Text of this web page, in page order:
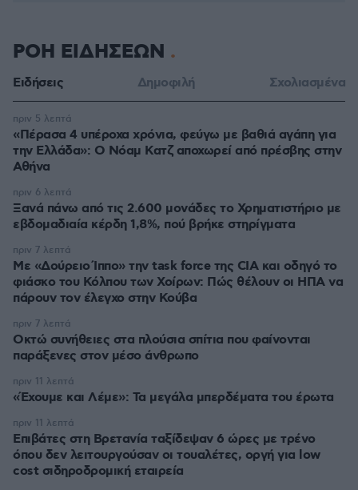
ΡΟΗ ΕΙΔΗΣΕΩΝ
Ειδήσεις Δημοφιλή Σχολιασμένα
«Πέρασα 4 υπέροχα χρόνια, φεύγω με βαθιά αγάπη για
την Ελλάδα»: Ο Νόαμ Κατζ αποχωρεί από πρέσβης στην
Αθήνα
πριν 5 λεπτά
Ξανά πάνω από τις 2.600 μονάδες το Χρηματιστήριο με
εβδομαδιαία κέρδη 1,8%, πού βρήκε στηρίγματα
πριν 6 λεπτά
Με «Δούρειο Ίππο» την task force της CIA και οδηγό το
φιάσκο του Κόλπου των Χοίρων: Πώς θέλουν οι ΗΠΑ να
πάρουν τον έλεγχο στην Κούβα
πριν 7 λεπτά
Οκτώ συνήθειες στα πλούσια σπίτια που φαίνονται
παράξενες στον μέσο άνθρωπο
πριν 7 λεπτά
«Έχουμε και Λέμε»: Τα μεγάλα μπερδέματα του έρωτα
πριν 11 λεπτά
Επιβάτες στη Βρετανία ταξίδεψαν 6 ώρες με τρένο
όπου δεν λειτουργούσαν οι τουαλέτες, οργή για low
cost σιδηροδρομική εταιρεία
πριν 11 λεπτά